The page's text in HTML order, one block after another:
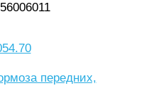
передних,